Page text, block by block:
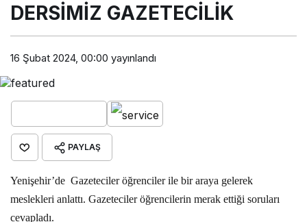
DERSİMİZ GAZETECİLİK
16 Şubat 2024, 00:00 yayınlandı
PAYLAŞ
Yenişehir’de Gazeteciler öğrenciler ile bir araya gelerek
meslekleri anlattı. Gazeteciler öğrencilerin merak ettiği soruları
cevapladı.